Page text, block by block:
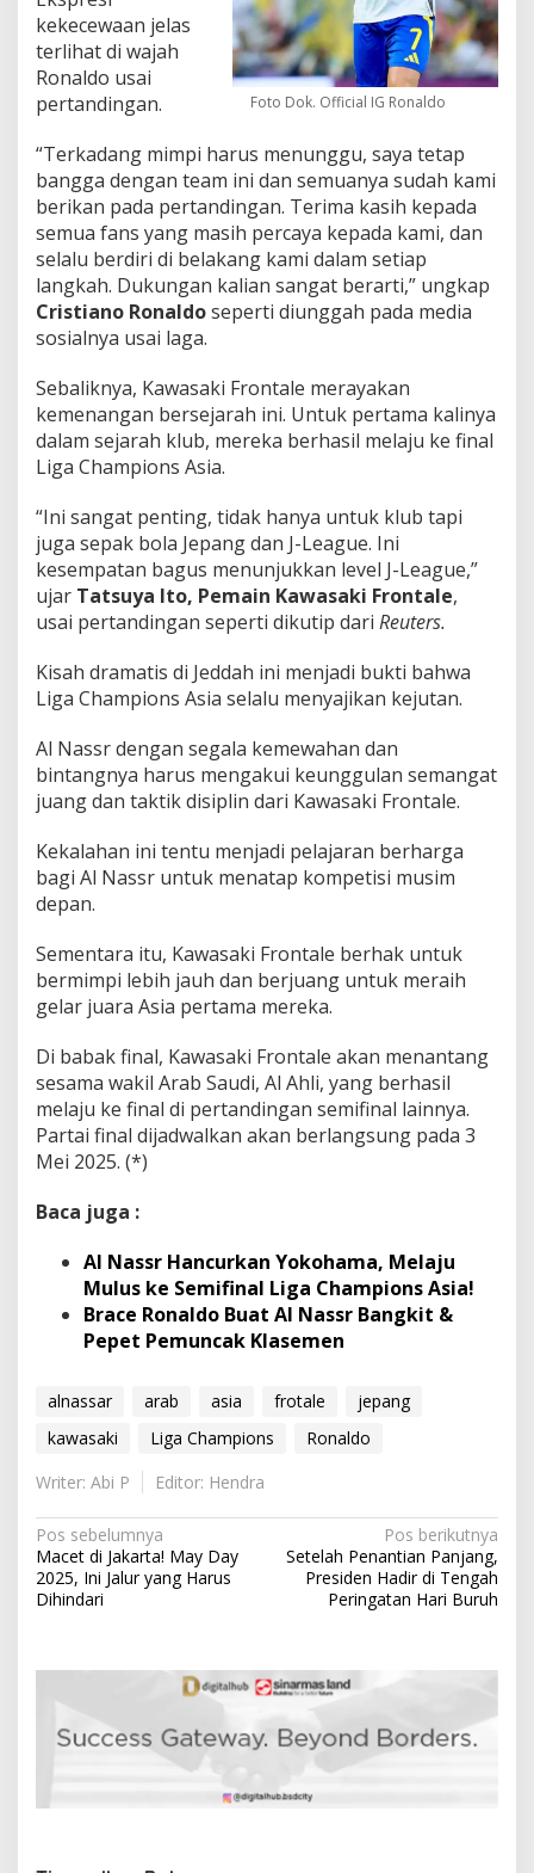
Foto Dok. Official IG Ronaldo
kekecewaan jelas
terlihat di wajah
Ronaldo usai
pertandingan.
“Terkadang mimpi harus menunggu, saya tetap
bangga dengan team ini dan semuanya sudah kami
berikan pada pertandingan. Terima kasih kepada
semua fans yang masih percaya kepada kami, dan
selalu berdiri di belakang kami dalam setiap
langkah. Dukungan kalian sangat berarti,” ungkap
Cristiano Ronaldoseperti diunggah pada media
sosialnya usai laga.
Sebaliknya, Kawasaki Frontale merayakan
kemenangan bersejarah ini. Untuk pertama kalinya
dalam sejarah klub, mereka berhasil melaju ke final
Liga Champions Asia.
“Ini sangat penting, tidak hanya untuk klub tapi
juga sepak bola Jepang dan J-League. Ini
kesempatan bagus menunjukkan level J-League,”
ujar Tatsuya Ito, Pemain Kawasaki Frontale,
usai pertandingan seperti dikutip dari Reuters.
Kisah dramatis di Jeddah ini menjadi bukti bahwa
Liga Champions Asia selalu menyajikan kejutan.
Al Nassr dengan segala kemewahan dan
bintangnya harus mengakui keunggulan semangat
juang dan taktik disiplin dari Kawasaki Frontale.
Kekalahan ini tentu menjadi pelajaran berharga
bagi Al Nassr untuk menatap kompetisi musim
depan.
Sementara itu, Kawasaki Frontale berhak untuk
bermimpi lebih jauh dan berjuang untuk meraih
gelar juara Asia pertama mereka.
Di babak final, Kawasaki Frontale akan menantang
sesama wakil Arab Saudi, Al Ahli, yang berhasil
melaju ke final di pertandingan semifinal lainnya.
Partai final dijadwalkan akan berlangsung pada 3
Mei 2025. (*)
Baca juga :
Al Nassr Hancurkan Yokohama, Melaju
Mulus ke Semifinal Liga Champions Asia!
Brace Ronaldo Buat Al Nassr Bangkit &
Pepet Pemuncak Klasemen
alnassar arab asia frotale
jepang
kawasaki
Liga Champions
Ronaldo
Writer: Abi P
Editor: Hendra
N
a
v
g
p
Pos sebelumnya
Macet di Jakarta! May Day
2025, Ini Jalur yang Harus
Dihindari
Pos berikutnya
Setelah Penantian Panjang,
Presiden Hadir di Tengah
Peringatan Hari Buruh